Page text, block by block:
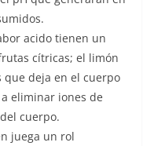
acido tienen un
cítricas; el limón
deja en el cuerpo
eliminar iones de
cuerpo.
juega un rol